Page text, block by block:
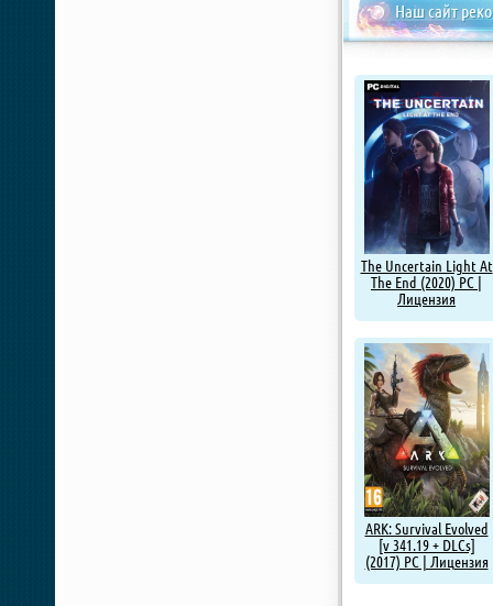
Наш сайт
The Uncertain Light At
The End (2020) PC |
Лицензия
ARK: Survival Evolved
[v 341.19 + DLCs]
(2017) PC | Лицензия